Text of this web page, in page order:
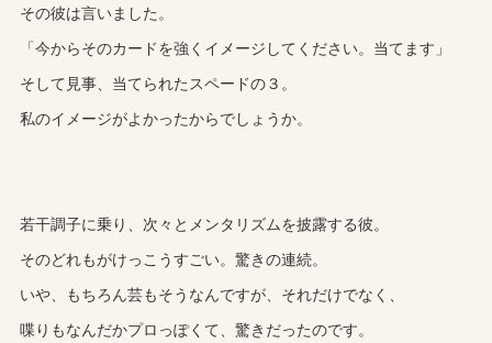
その彼は言いました。
「今からそのカードを強くイメージしてください。当てます」
そして見事、当てられたスペードの３。
私のイメージがよかったからでしょうか。
若干調子に乗り、次々とメンタリズムを披露する彼。
そのどれもがけっこうすごい。驚きの連続。
いや、もちろん芸もそうなんですが、それだけでなく、
喋りもなんだかプロっぽくて、驚きだったのです。